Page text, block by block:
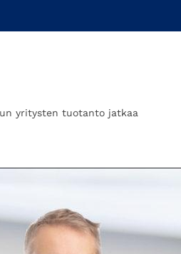
yritysten tuotanto jatkaa